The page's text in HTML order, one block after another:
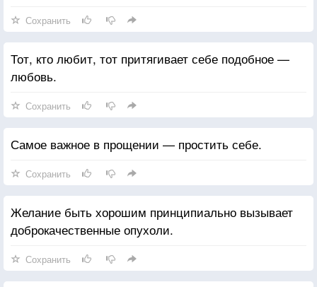
Сохранить
Тот, кто любит, тот притягивает себе подобное —
любовь.
Сохранить
Самое важное в прощении — простить себе.
Сохранить
Желание быть хорошим принципиально вызывает
доброкачественные опухоли.
Сохранить